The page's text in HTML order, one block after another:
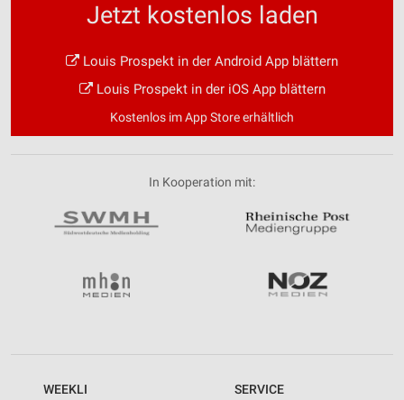
Jetzt kostenlos laden
Louis Prospekt in der Android App blättern
Louis Prospekt in der iOS App blättern
Kostenlos im App Store erhältlich
In Kooperation mit:
WEEKLI SERVICE